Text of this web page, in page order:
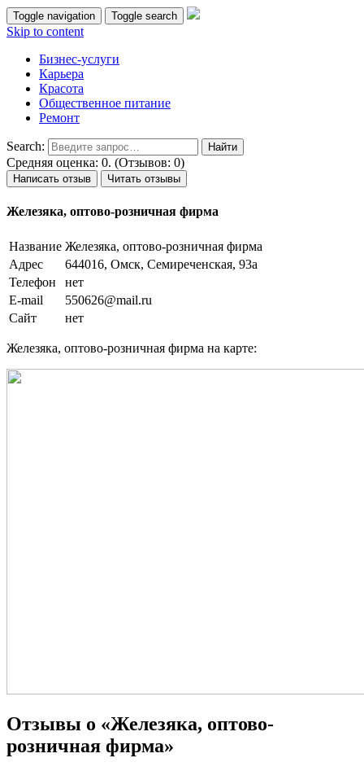
Toggle navigation Toggle search
Skip to content
Бизнес-услуги
Карьера
Красота
Общественное питание
Ремонт
Search:
Средняя оценка: 0. (Отзывов: 0)
Написать отзыв Читать отзывы
Железяка, оптово-розничная фирма
Название Железяка, оптово-розничная фирма
Адрес
644016, Омск, Семиреченская, 93а
Телефон
нет
E-mail
550626@mail.ru
Сайт
нет
Железяка, оптово-розничная фирма на карте:
Отзывы о «Железяка, оптово-
розничная фирма»